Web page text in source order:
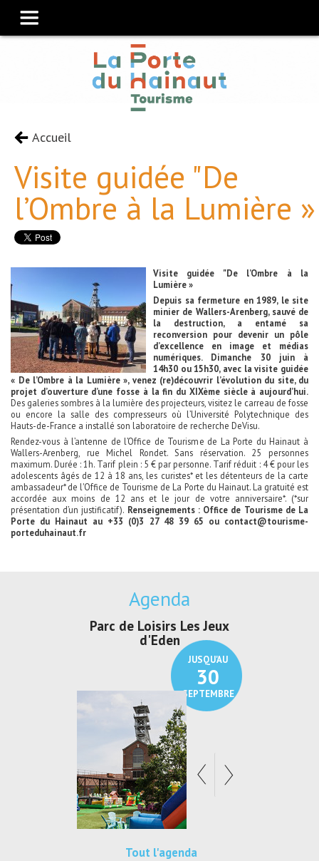
Accueil
Visite guidée "De
l’Ombre à la Lumière »
Visite guidée "De l’Ombre à la
Lumière »
Depuis sa fermeture en 1989, le site
minier de Wallers-Arenberg, sauvé de
la destruction, a entamé sa
reconversion pour devenir un pôle
d’excellence en image et médias
numériques. Dimanche 30 juin à
14h30 ou 15h30, avec la visite guidée
« De l’Ombre à la Lumière », venez (re)découvrir l’évolution du site, du
projet d’ouverture d’une fosse à la fin du XIXème siècle à aujourd’hui.
Des galeries sombres à la lumière des projecteurs, visitez le carreau de fosse
ou encore la salle des compresseurs où l’Université Polytechnique des
Hauts-de-France a installé son laboratoire de recherche DeVisu.
Rendez-vous à l’antenne de l’Office de Tourisme de La Porte du Hainaut à
Wallers-Arenberg, rue Michel Rondet. Sans réservation. 25 personnes
maximum. Durée : 1h. Tarif plein : 5 € par personne. Tarif réduit : 4 € pour les
adolescents âgés de 12 à 18 ans, les curistes* et les détenteurs de la carte
ambassadeur* de l'Office de Tourisme de La Porte du Hainaut. La gratuité est
accordée aux moins de 12 ans et le jour de votre anniversaire*. (*sur
présentation d’un justificatif). Renseignements : Office de Tourisme de La
Porte du Hainaut au +33 (0)3 27 48 39 65 ou contact@tourisme-
porteduhainaut.fr
Agenda
JUSQU'AU
21
SEPTEMBRE
Exposition "Lucien Jonas -
Au pays du charbon ...
Tout l'agenda